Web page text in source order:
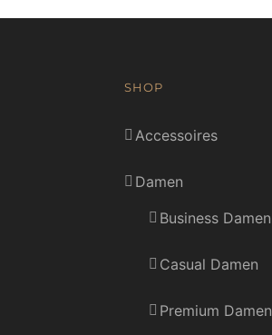
SHOP
Accessoires
Damen
Business Damen
Casual Damen
Premium Damen